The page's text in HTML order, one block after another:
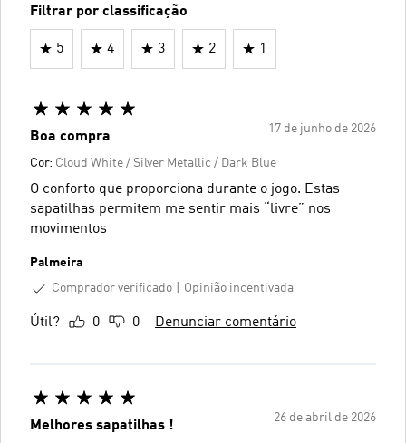
Filtrar por classificação
5 4 3 2 1
17 de junho de 2026
Boa compra
Cor: Cloud White / Silver Metallic / Dark Blue
O conforto que proporciona durante o jogo. Estas
sapatilhas permitem me sentir mais “livre” nos
movimentos
Palmeira
Comprador verificado
Opinião incentivada
Útil? 0 0 Denunciar comentário
26 de abril de 2026
Melhores sapatilhas !